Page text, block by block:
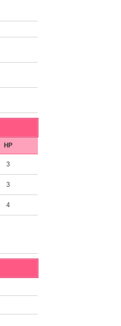
HP
3
3
4